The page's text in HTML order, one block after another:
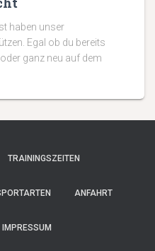
haben unser
Egal ob du bereits
ganz neu auf dem
TRAININGSZEITEN
ANFAHRT
IMPRESSUM